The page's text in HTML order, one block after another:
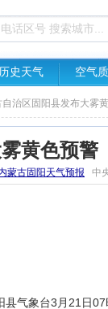
历史天气 空气
自治区固阳县发布大雾
黄色预警
蒙古固阳天气预报 中
气象台3月21日